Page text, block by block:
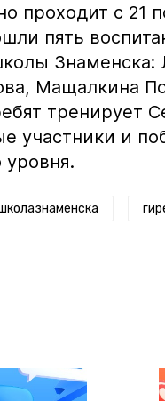
проходит с 21
пять
Знаменска:
Мащалкина
тренирует
участники и
уровня.